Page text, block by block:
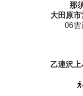
那
大田原市
06雲
乙連沢上